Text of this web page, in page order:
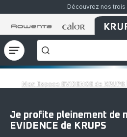
Découvrez nos trois
Accueil
Rowenta
Accueil
Rowenta
Ouvrir
le
["Que
recherchez-
vous
?","Aspirateurs
Café
Grains","Centrales
Vapeurs","Sèche
Mon Espace EVIDENCE de
Je profite pleinement de
EVIDENCE de KRUPS